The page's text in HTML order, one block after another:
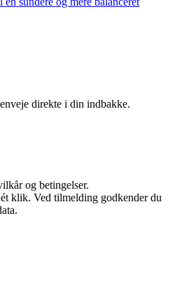
direkte i din indbakke.
og betingelser.
klik. Ved tilmelding godkender du